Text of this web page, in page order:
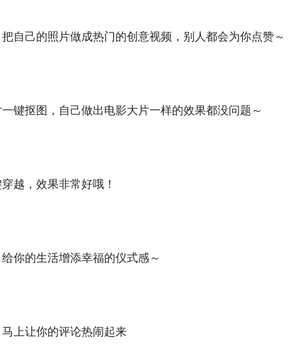
自己的照片做成热门的创意视频，别人都会为你点赞～
键抠图，自己做出电影大片一样的效果都没问题～
越，效果非常好哦！
你的生活增添幸福的仪式感～
上让你的评论热闹起来